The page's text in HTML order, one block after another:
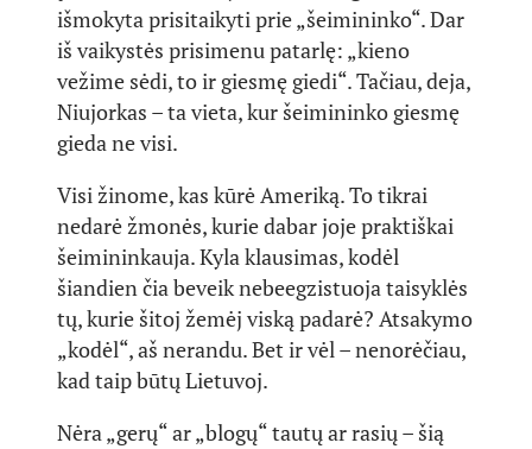
išmokyta prisitaikyti prie „šeimininko“. Dar
iš vaikystės prisimenu patarlę: „kieno
vežime sėdi, to ir giesmę giedi“. Tačiau, deja,
Niujorkas – ta vieta, kur šeimininko giesmę
gieda ne visi.
Visi žinome, kas kūrė Ameriką. To tikrai
nedarė žmonės, kurie dabar joje praktiškai
šeimininkauja. Kyla klausimas, kodėl
šiandien čia beveik nebeegzistuoja taisyklės
tų, kurie šitoj žemėj viską padarė? Atsakymo
„kodėl“, aš nerandu. Bet ir vėl – nenorėčiau,
kad taip būtų Lietuvoj.
Nėra „gerų“ ar „blogų“ tautų ar rasių – šią